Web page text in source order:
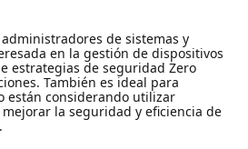
de sistemas y
en la gestión de dispositivos
estrategias de seguridad Zero
También es ideal para
están considerando utilizar
la seguridad y eficiencia de